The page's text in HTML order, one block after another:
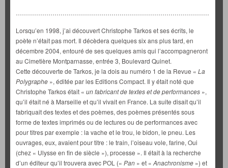
Lorsqu’en 1998, j’ai découvert Christophe Tarkos et ses écrits, le
poète n’était pas mort. Il décèdera quelques six ans plus tard, en
décembre 2004, entouré de ses quelques amis qui l’accompagneront
au Cimetière Montparnasse, entrée 3, Boulevard Quinet.
Cette découverte de Tarkos, je la dois au numéro 1 de la Revue « La
Polygraphe », éditée par les Editions Compact. Il y était noté que
Christophe Tarkos était « un fabricant de textes et de performances »,
qu’il était né à Marseille et qu’il vivait en France. La suite disait qu’il
fabriquait des textes et des poèmes, des poèmes présentés sous
forme de textes imprimés ou de lectures ou de performances avec
pour titres par exemple : la vache et le trou, le bidon, le pneu. Les
ouvrages, eux, avaient pour titre : le train, l’oiseau vole, farine, Oui
(chez « Ulysse en fin de siècle »), processe ». Il était à la recherche
d’un éditeur qu’il trouvera avec POL (« Pan » et « Anachronisme ») et